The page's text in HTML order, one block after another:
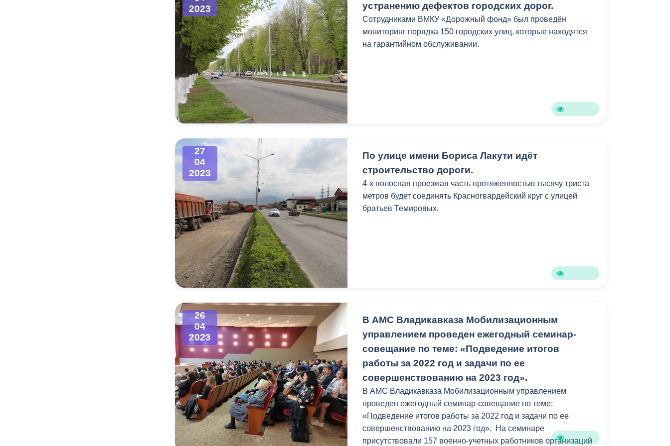
2023
устранению дефектов городских дорог.
Сотрудниками ВМКУ «Дорожный фонд» был проведён
мониторинг порядка 150 городских улиц, которые находятся
на гарантийном обслуживании.
27
04
2023
По улице имени Бориса Лакути идёт
строительство дороги.
4-х полосная проезжая часть протяженностью тысячу триста
метров будет соединять Красногвардейский круг с улицей
братьев Темировых.
26
04
2023
В АМС Владикавказа Мобилизационным
управлением проведен ежегодный семинар-
совещание по теме: «Подведение итогов
работы за 2022 год и задачи по ее
совершенствованию на 2023 год».
В АМС Владикавказа Мобилизационным управлением
проведен ежегодный семинар-совещание по теме:
«Подведение итогов работы за 2022 год и задачи по ее
совершенствованию на 2023 год». На семинаре
присутствовали 157 военно-учетных работников организаций